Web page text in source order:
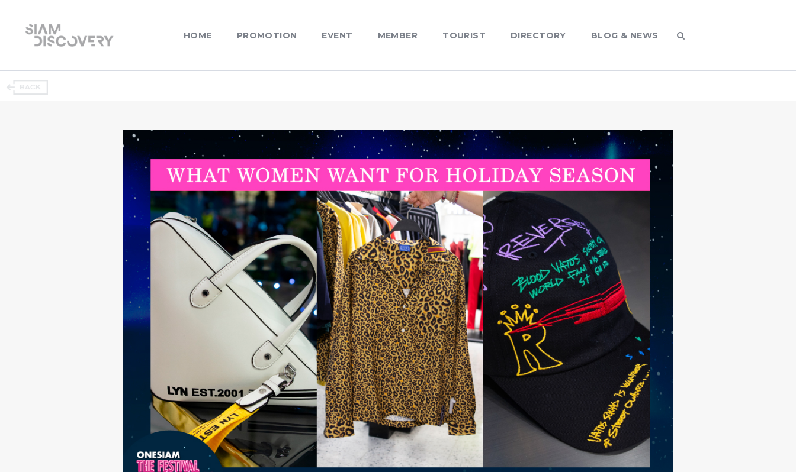
HOME PROMOTION EVENT MEMBER TOURIST DIRECTORY BLOG & NEWS